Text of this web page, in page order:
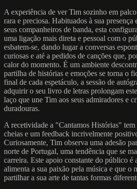
A experiência de ver Tim sozinho em
rara e preciosa. Habituados à sua presença
seus companheiros de banda, esta
uma ligação mais direta e pessoal com o
esbatem-se, dando lugar a conversas
curiosas e até a pedidos de canções que,
calor do momento. É um ambiente
partilha de histórias e emoções se torna o
final de cada espetáculo, a sessão de
adquirir o seu livro de letras prolongam
laço que une Tim aos seus admiradores e
duradouras.
A recetividade a "Cantamos Histórias" tem
cheias e um feedback incrivelmente
Curiosamente, Tim observa uma adesão
norte de Portugal, uma tendência que se
carreira. Este apoio constante do público é
alimenta a sua paixão pela música e que o
partilhar a sua arte de tantas formas